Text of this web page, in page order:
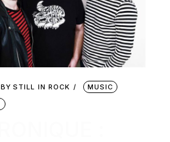
BY STILL IN ROCK
MUSIC